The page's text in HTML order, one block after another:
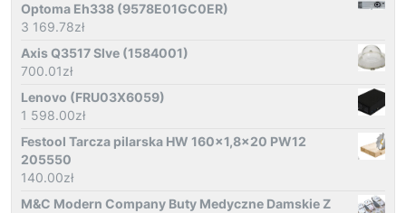
Optoma Eh338 (9578E01GC0ER)
3 169.78zł
Axis Q3517 Slve (1584001)
700.01zł
Lenovo (FRU03X6059)
1 598.00zł
Festool Tarcza pilarska HW 160x1,8x20 PW12
205550
140.00zł
M&C Modern Company Buty Medyczne Damskie Z